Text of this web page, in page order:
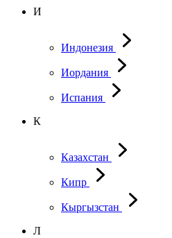
И
Индонезия
Иордания
Испания
К
Казахстан
Кипр
Кыргызстан
Л